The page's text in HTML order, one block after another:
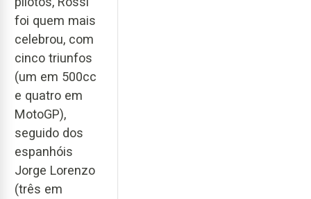
foi quem mais
celebrou, com
cinco triunfos
(um em 500cc
e quatro em
MotoGP),
seguido dos
espanhóis
Jorge Lorenzo
(três em